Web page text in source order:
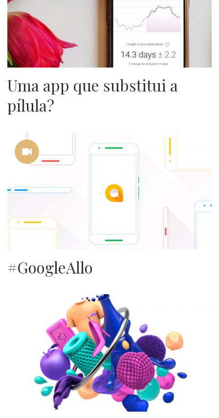
Uma app que substitui a
pílula?
#GoogleAllo